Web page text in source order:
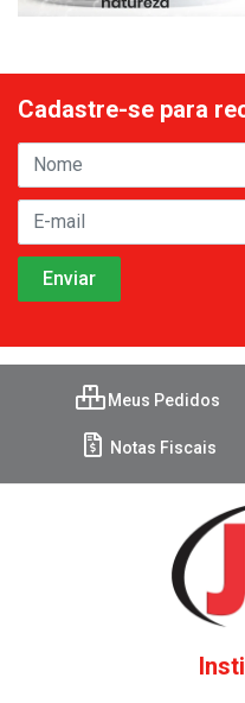
Cadastre-se para
Meus Pedidos
Notas Fiscais